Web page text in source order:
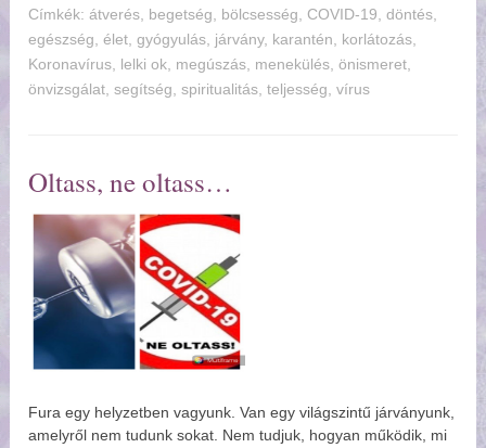
Címkék:tverés, begetség, bölcsesség, COVID-19,döntés,
egészség,élet,gyógyulás, járvány, karantén, korlátozás,
Koronavírus, lelki ok, megúszás, menekülés,önismeret,
önvizsgálat,segítség,spiritualitás,teljesség,vírus
Oltass, ne oltass
Fura egy helyzetben vagyunk. Van egy világszintű járványunk,
amelyről nem tudunk sokat. Nem tudjuk, hogyan működik, mi